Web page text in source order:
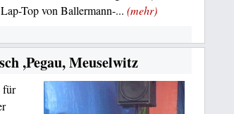
Top von Ballermann-... (mehr)
,Pegau, Meuselwitz
für